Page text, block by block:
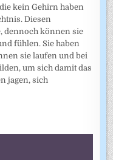
kein Gehirn haben
Diesen
dennoch können sie
fühlen. Sie haben
sie laufen und bei
um sich damit das
jagen, sich